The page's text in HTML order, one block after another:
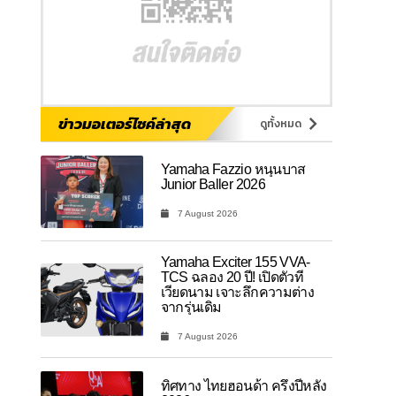
ข่าวมอเตอร์ไซค์ล่าสุด ดูทั้งหมด
Yamaha Fazzio หนุนบาส
Junior Baller 2026
7 August 2026
Yamaha Exciter 155 VVA-
TCS ฉลอง 20 ปี! เปิดตัวที่
เวียดนาม เจาะลึกความต่าง
จากรุ่นเดิม
7 August 2026
ทิศทาง ไทยฮอนด้า ครึ่งปีหลัง